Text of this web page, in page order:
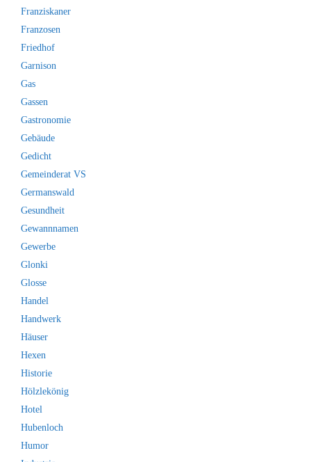
Franziskaner
Franzosen
Friedhof
Garnison
Gas
Gassen
Gastronomie
Gebäude
Gedicht
Gemeinderat VS
Germanswald
Gesundheit
Gewannnamen
Gewerbe
Glonki
Glosse
Handel
Handwerk
Häuser
Hexen
Historie
Hölzlekönig
Hotel
Hubenloch
Humor